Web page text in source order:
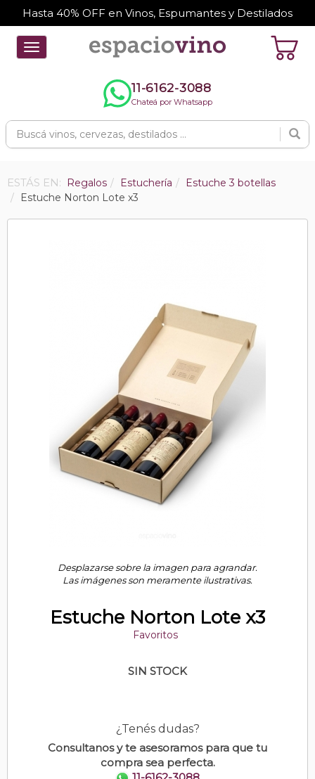
Hasta 40% OFF en Vinos, Espumantes y Destilados
Toggle
navigation
11-6162-3088
Chateá por Whatsapp
ESTÁS EN: Regalos Estuchería
Estuche 3 botellas
Estuche Norton Lote x3
Desplazarse sobre la imagen para agrandar.
Las imágenes son meramente ilustrativas.
Estuche Norton Lote x3
Favoritos
SIN STOCK
¿Tenés dudas?
Consultanos y te asesoramos para que tu
compra sea perfecta.